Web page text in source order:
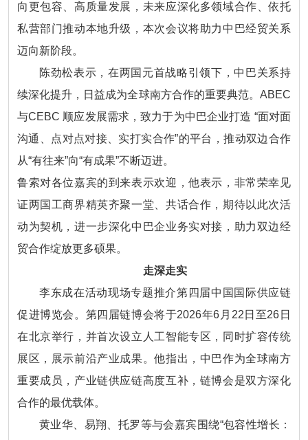
向更包容、高质量发展，未来应深化多领域合作、依托
私营部门推动本地升级，本次会议将助力中巴经贸关系
迈向新阶段。
陈劲松表示，在两国元首战略引领下，中巴关系持
续深化提升，日益成为全球南方合作的重要典范。ABEC
与CEBC 顺应发展需求，致力于为中巴企业打造 “面对面
沟通、点对点对接、实打实合作”的平台，推动双边合作
从“有往来”向“有成果”不断迈进。
鲁索对各位嘉宾的到来表示欢迎，他表示，非常荣幸见
证两国工商界精英齐聚一堂、共话合作，期待以此次活
动为契机，进一步深化中巴企业务实对接，助力双边经
贸合作绽放更多硕果。
走深走实
李东成在活动现场专题推介第四届中国国际供应链
促进博览会。第四届链博会将于2026年6月22日至26日
在北京举行，并首次设立人工智能专区，同时扩容传统
展区，展示前沿产业成果。他指出，中巴作为全球南方
重要成员，产业链供应链高度互补，链博会是双方深化
合作的最优载体。
黄业华、易翔、托罗等与会嘉宾围绕“包容性增长：